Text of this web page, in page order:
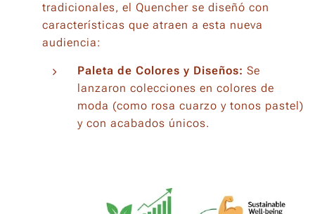
tradicionales, el Quencher se diseñó con
características que atraen a esta nueva
audiencia:
Paleta de Colores y Diseños: Se
lanzaron colecciones en colores de
moda (como rosa cuarzo y tonos pastel)
y con acabados únicos.